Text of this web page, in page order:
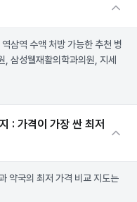
삼역 수액 처방 가능한 추천 병
삼성웰재활의학과의원, 지세
: 가격이 가장 싼 최저
약국의 최저 가격 비교 지도는